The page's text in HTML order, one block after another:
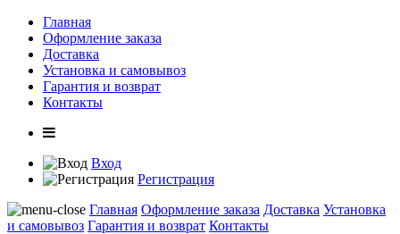
Главная
Оформление заказа
Доставка
Установка и самовывоз
Гарантия и возврат
Контакты
Вход
Регистрация
Главная Оформление заказа Доставка Установка
и самовывоз Гарантия и возврат Контакты